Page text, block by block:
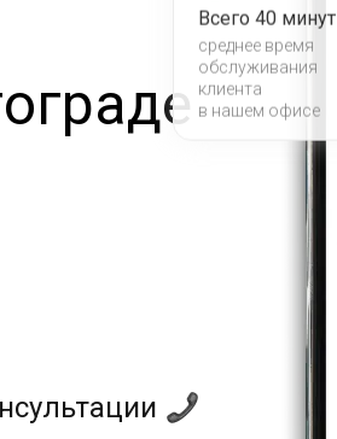
Всего 40 минут
среднее время
обслуживания
клиента
в нашем офисе